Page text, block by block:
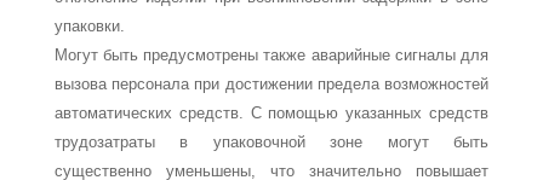
упаковки.
Могут быть предусмотрены также аварийные сигналы для
вызова персонала при достижении предела возможностей
автоматических средств. С помощью указанных средств
трудозатраты в упаковочной зоне могут быть
существенно уменьшены, что значительно повышает